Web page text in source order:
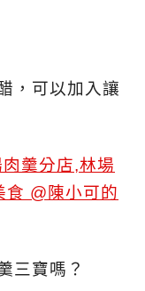
，可以加入讓
三寶嗎？